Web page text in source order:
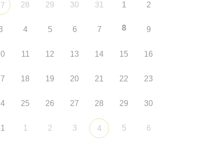
28 29 30 31 1 2
4 5 6 7 8 9
11 12 13 14 15 16
18 19 20 21 22 23
25 26 27 28 29 30
1 2 3 4 5 6